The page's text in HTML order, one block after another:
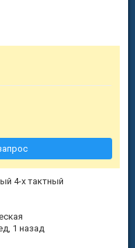
4-х тактный
1 назад